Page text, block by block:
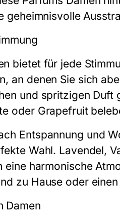
geheimnisvolle
bietet für jede
an denen Sie sich
und spritzigen
oder Grapefruit
Entspannung und
Wahl. Lavendel,
harmonische
zu Hause oder
Damen